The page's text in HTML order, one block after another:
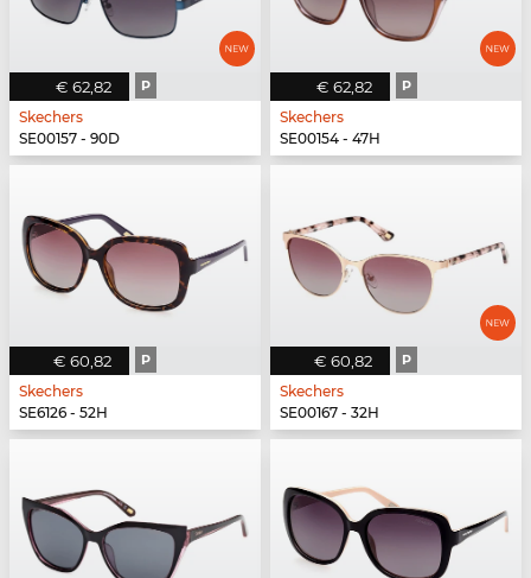
€ 62,82 P
Skechers
SE00157 - 90D
€ 62,82 P
Skechers
SE00154 - 47H
€ 60,82 P
Skechers
SE6126 - 52H
€ 60,82 P
Skechers
SE00167 - 32H